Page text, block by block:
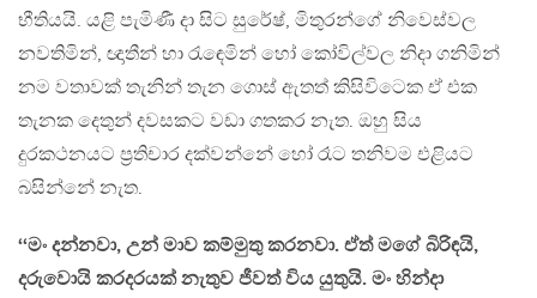
භීතියයි. යළි පැමිණී දා සිට සුරේෂ්, මිතුරන්ගේ නිවෙස්වල
නවතිමින්, ඥාතීන් හා රැඳෙමින් හෝ කෝවිල්වල නිදා ගනිමින්
නම වතාවක් තැනින් තැන ගොස් ඇතත් කිසිවිටෙක ඒ එක
තැනක දෙතුන් දවසකට වඩා ගතකර නැත. ඔහු සිය
දුරකථනයට ප‍්‍රතිචාර දක්වන්නේ හෝ රෑට තනිවම එළියට
බසින්නේ නැත.
‘‘මං දන්නවා, උන් මාව කම්මුතු කරනවා. ඒත් මගේ බිරිඳයි,
දරුවොයි කරදරයක් නැතුව ජීවත් විය යුතුයි. මං හින්දා